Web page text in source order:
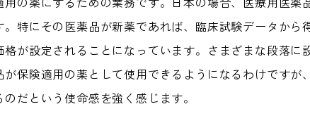
の薬にするための業務です。日本の場合、医療用医薬
特にその医薬品が新薬であれば、臨床試験データから
が設定されることになっています。さまざまな段落に
保険適用の薬として使用できるようになるわけですが
だという使命感を強く感じます。